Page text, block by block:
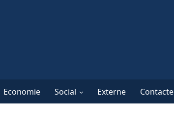
Economie Social Externe Contacte